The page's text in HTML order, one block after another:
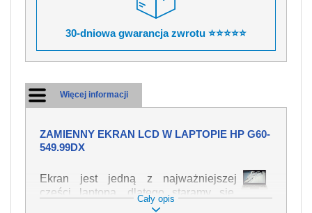
30-dniowa gwarancja zwrotu ⭐⭐⭐⭐⭐
Więcej informacji
ZAMIENNY EKRAN LCD W LAPTOPIE HP G60-
549.99DX
Ekran jest jedną z najważniejszej
części laptopa, dlatego staramy się,
żeby był jak najwyższej jakości. Służy
Cały opis